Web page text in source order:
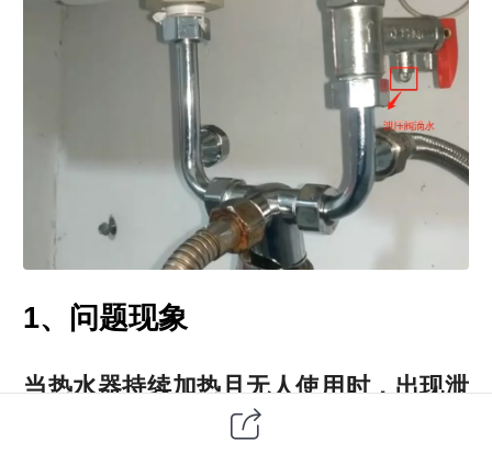
1、问题现象
当热水器持续加热且无人使用时，出现泄